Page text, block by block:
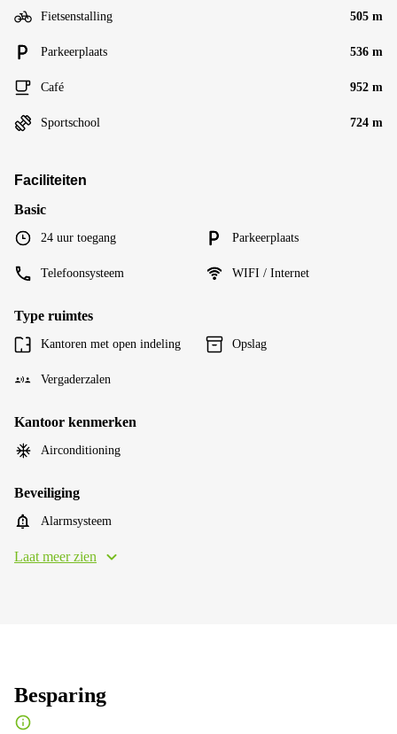
Fietsenstalling 505 m
Parkeerplaats 536 m
Café 952 m
Sportschool 724 m
Faciliteiten
Basic
24 uur toegang Parkeerplaats
Telefoonsysteem WIFI / Internet
Type ruimtes
Kantoren met open indeling Opslag
Vergaderzalen
Kantoor kenmerken
Airconditioning
Beveiliging
Alarmsysteem
Laat meer zien
Besparing